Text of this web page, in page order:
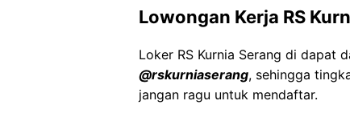
Lowongan Kerja RS
Loker RS Kurnia Serang di dapat
@rskurniaserang, sehingga
jangan ragu untuk mendaftar.